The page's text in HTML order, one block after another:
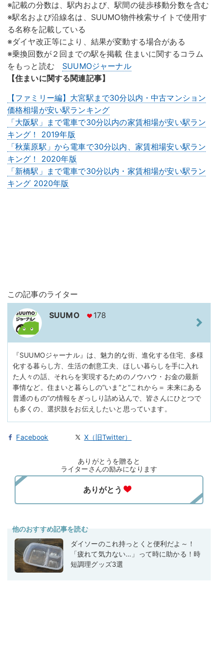
※記載の分数は、駅内および、駅間の徒歩移動分数を含む
※駅名および沿線名は、SUUMO物件検索サイトで使用す
る名称を記載している
※ダイヤ改正等により、結果が変動する場合がある
※乗換回数が２回までの駅を掲載 住まいに関するコラム
をもっと読む SUUMOジャーナル
【住まいに関する関連記事】
【ファミリー編】大宮駅まで30分以内・中古マンション
価格相場が安い駅ランキング
「大阪駅」まで電車で30分以内の家賃相場が安い駅ラン
キング！ 2019年版
「秋葉原駅」から電車で30分以内、家賃相場安い駅ラン
キング！ 2020年版
「新橋駅」まで電車で30分以内・家賃相場が安い駅ラン
キング 2020年版
この記事のライター
SUUMO 178
『SUUMOジャーナル』は、魅力的な街、進化する住宅、多様
化する暮らし方、生活の創意工夫、ほしい暮らしを手に入れ
た人々の話、それらを実現するためのノウハウ・お金の最新
事情など。住まいと暮らしの“いま”と“これから＝ 未来にある
普通のもの”の情報をぎっしり詰め込んで、皆さんにひとつで
も多くの、選択肢をお伝えしたいと思っています。
Facebook X（旧Twitter）
ありがとうを贈ると
ライターさんの励みになります
他のおすすめ記事を読む
ダイソーのこれ持っとくと便利だよ～！
「疲れて気力ない…」って時に助かる！時
短調理グッズ3選